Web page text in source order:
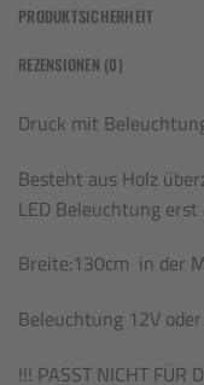
PRODUKTSICHERHEIT
REZENSIONEN (0)
Druck mit
Besteht aus Holz
LED Beleuchtung
Breite:130cm in der
Beleuchtung 12V
!!! PASST NICHT FÜR